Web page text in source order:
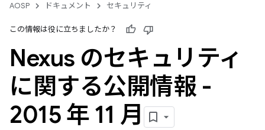
AOSP ドキュメント セキュリティ
この情報は役に立ちましたか？
Nexus のセキュリティ
に関する公開情報 -
2015 年 11 月